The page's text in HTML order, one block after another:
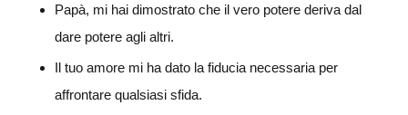
Papà, mi hai dimostrato che il vero potere deriva dal
dare potere agli altri.
Il tuo amore mi ha dato la fiducia necessaria per
affrontare qualsiasi sfida.